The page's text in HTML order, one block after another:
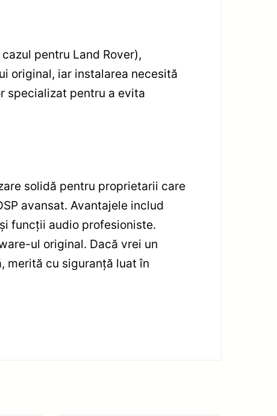
pentru Land Rover),
original, iar instalarea necesită
specializat pentru a evita
solidă pentru proprietarii care
avansat. Avantajele includ
funcții audio profesioniste.
ul original. Dacă vrei un
merită cu siguranță luat în